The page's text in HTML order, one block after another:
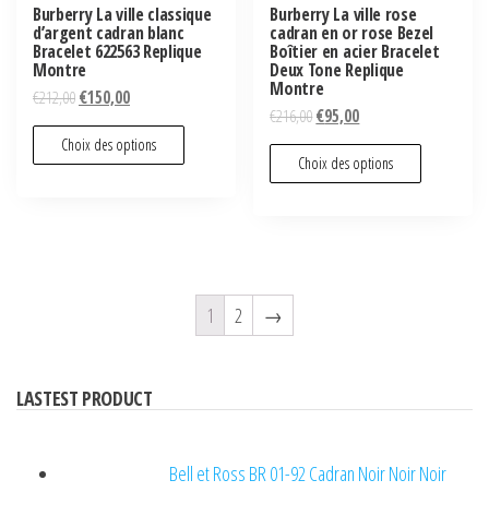
Burberry La ville classique
d’argent cadran blanc
Bracelet 622563 Replique
Montre
€212,00€150,00
Choix des options
Burberry La ville rose
cadran en or rose Bezel
Boîtier en acier Bracelet
Deux Tone Replique
Montre
€216,00€95,00
Choix des options
1 2 →
LASTEST PRODUCT
Bell et Ross BR 01-92 Cadran Noir Noir Noir